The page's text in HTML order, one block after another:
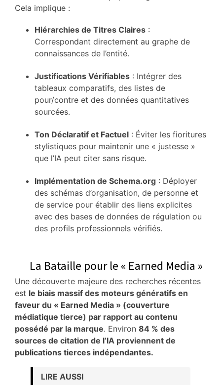
Cela implique :
Hiérarchies de Titres Claires :
Correspondant directement au graphe de
connaissances de l’entité.
Justifications Vérifiables : Intégrer des
tableaux comparatifs, des listes de
pour/contre et des données quantitatives
sourcées.
Ton Déclaratif et Factuel : Éviter les fioritures
stylistiques pour maintenir une « justesse »
que l’IA peut citer sans risque.
Implémentation de Schema.org : Déployer
des schémas d’organisation, de personne et
de service pour établir des liens explicites
avec des bases de données de régulation ou
des profils professionnels vérifiés.
La Bataille pour le « Earned Media »
Une découverte majeure des recherches récentes
est le biais massif des moteurs génératifs en
faveur du « Earned Media » (couverture
médiatique tierce) par rapport au contenu
possédé par la marque. Environ 84 % des
sources de citation de l’IA proviennent de
publications tierces indépendantes.
LIRE AUSSI